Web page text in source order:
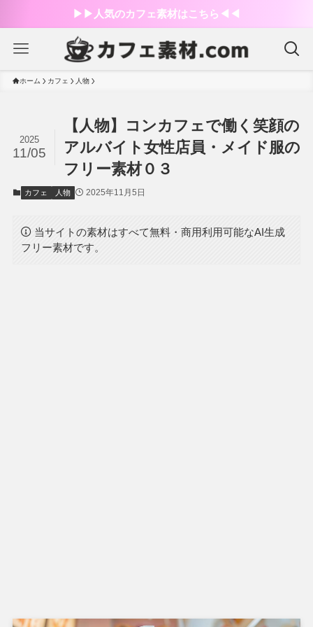
▶︎▶︎人気のカフェ素材はこちら◀︎◀︎
ホーム カフェ 人物
【人物】コンカフェで働く笑顔の
アルバイト女性店員・メイド服の
フリー素材０３
2025
11/05
カフェ 人物 2025年11月5日
当サイトの素材はすべて無料・商用利用可能なAI生成
フリー素材です。